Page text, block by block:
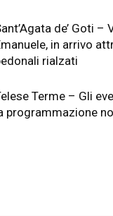
de’ Goti –
in arrivo
rialzati
Terme – Gli
programmazione